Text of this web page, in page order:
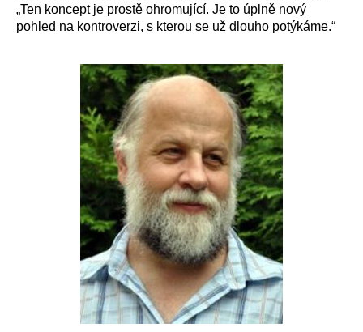
„Ten koncept je prostě ohromující. Je to úplně nový
pohled na kontroverzi, s kterou se už dlouho potýkáme.“